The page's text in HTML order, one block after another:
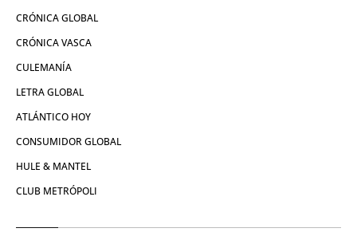
CRÓNICA GLOBAL
CRÓNICA VASCA
CULEMANÍA
LETRA GLOBAL
ATLÁNTICO HOY
CONSUMIDOR GLOBAL
HULE & MANTEL
CLUB METRÓPOLI